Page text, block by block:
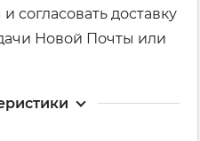
согласовать доставку
Новой Почты или